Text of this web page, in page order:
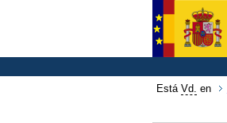
Está Vd. en